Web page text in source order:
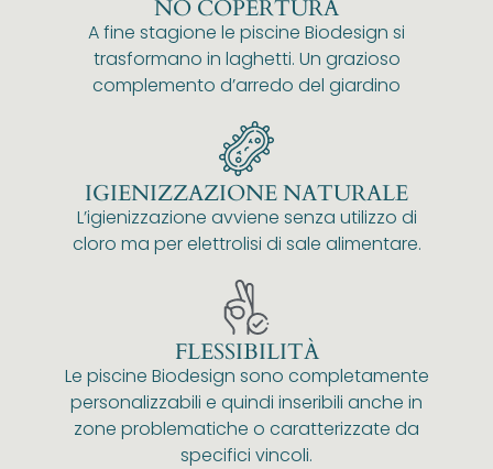
NO COPERTURA
A fine stagione le piscine Biodesign si
trasformano in laghetti. Un grazioso
complemento d’arredo del giardino
IGIENIZZAZIONE NATURALE
L’igienizzazione avviene senza utilizzo di
cloro ma per elettrolisi di sale alimentare.
FLESSIBILITÀ
Le piscine Biodesign sono completamente
personalizzabili e quindi inseribili anche in
zone problematiche o caratterizzate da
specifici vincoli.